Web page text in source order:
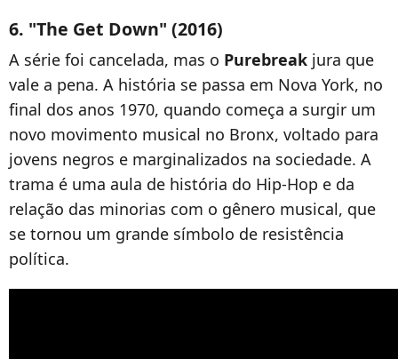
6. "The Get Down" (2016)
A série foi cancelada, mas o Purebreak jura que
vale a pena. A história se passa em Nova York, no
final dos anos 1970, quando começa a surgir um
novo movimento musical no Bronx, voltado para
jovens negros e marginalizados na sociedade. A
trama é uma aula de história do Hip-Hop e da
relação das minorias com o gênero musical, que
se tornou um grande símbolo de resistência
política.